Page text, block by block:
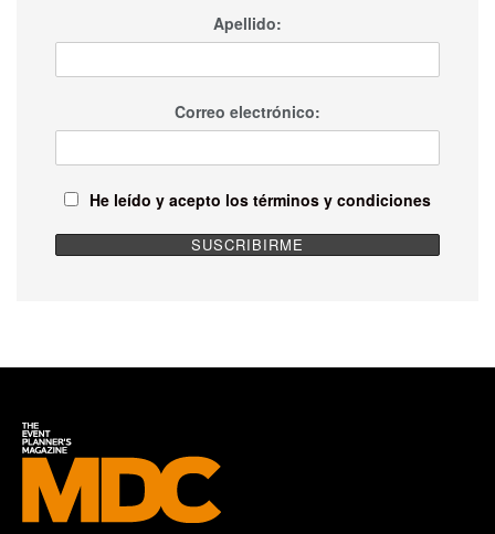
Apellido:
Correo electrónico:
He leído y acepto los términos y condiciones